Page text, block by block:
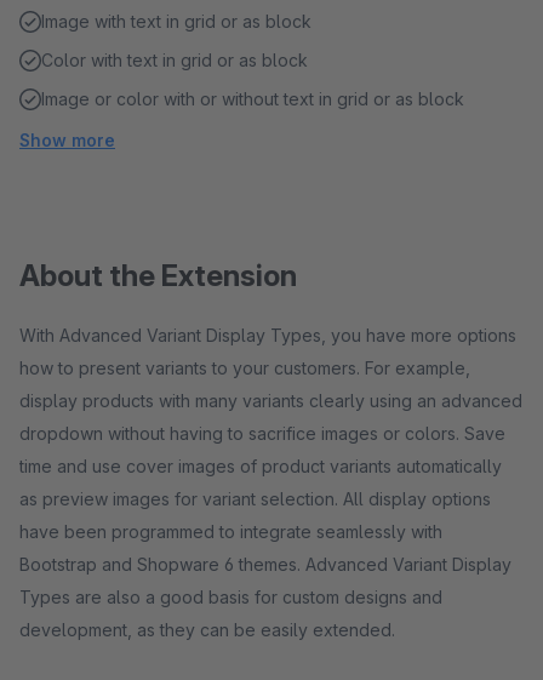
Image with text in grid or as block
Color with text in grid or as block
Image or color with or without text in grid or as block
Show more
About the Extension
With Advanced Variant Display Types, you have more options
how to present variants to your customers. For example,
display products with many variants clearly using an advanced
dropdown without having to sacrifice images or colors. Save
time and use cover images of product variants automatically
as preview images for variant selection. All display options
have been programmed to integrate seamlessly with
Bootstrap and Shopware 6 themes. Advanced Variant Display
Types are also a good basis for custom designs and
development, as they can be easily extended.